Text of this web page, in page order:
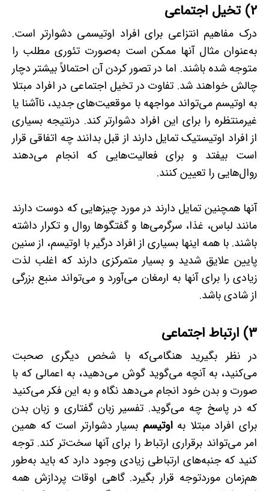
2) تخیل اجتماعی
درک مفاهیم انتزاعی برای افراد اوتیسمی دشوارتر است.
به‌عنوان ‌مثال آنها ممکن است به‌صورت تئوری مطلب را
متوجه شده باشند. اما در تصور کردن آن احتمالاً بیشتر دچار
چالش خواهند شد. تفاوت در تخیل اجتماعی در افراد مبتلا
به اوتیسم می‌تواند مواجهه با موقعیت‌های جدید، ناآشنا یا
غیرمنتظره را برای این افراد دشوارتر کند. درنتیجه بسیاری
از افراد اوتیستیک تمایل دارند از قبل بدانند چه اتفاقی قرار
است بیفتد و برای فعالیت‌هایی که انجام می‌دهند
روال‌هایی را تعیین کنند.
آنها همچنین تمایل دارند در مورد چیزهایی که دوست دارند
مانند لباس، غذا، سرگرمی‌ها و گفتگوها روال و تکرار داشته
باشند. با همه اینها بسیاری از افراد درگیر با اوتیسم، از سنین
پایین علایق شدید و بسیار متمرکزی دارند که اغلب لذت
زیادی را برای آنها به ارمغان می‌آورد و می‌تواند منبع بزرگی
از شادی باشد.
3) ارتباط اجتماعی
در نظر بگیرید هنگامی‌که با شخص دیگری صحبت
می‌کنید، به آنچه می‌گوید گوش می‌دهید، به اعمالی که با
صورت و بدن خود انجام می‌دهد نگاه و به این فکر می‌کنید
که در پاسخ چه می‌گوید. تفسیر زبان گفتاری و زبان بدن
برای افراد مبتلا بهاوتیسم بسیار دشوارتر است که همین
امر می‌تواند برقراری ارتباط را برای آنها سخت‌تر کند. توجه
کنید که جنبه‌های ارتباطی زیادی وجود دارد که باید به‌طور
هم‌زمان موردتوجه قرار بگیرد. گاهی اوقات پردازش همه